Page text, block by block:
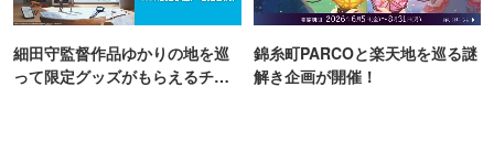
細田守監督作品ゆかりの地を巡
って限定グッズがもらえるチャ
錦糸町PARCOと楽天地を巡る謎
解き企画が開催！